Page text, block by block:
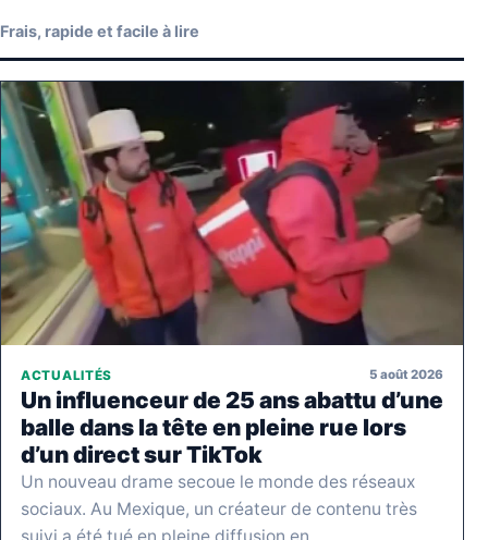
Frais, rapide et facile à lire
ACTUALITÉS 5 août 2026
Un influenceur de 25 ans abattu d’une
balle dans la tête en pleine rue lors
d’un direct sur TikTok
Un nouveau drame secoue le monde des réseaux
sociaux. Au Mexique, un créateur de contenu très
suivi a été tué en pleine diffusion en…